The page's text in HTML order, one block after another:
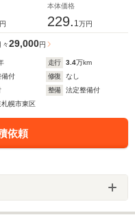
本体価格
229. 1万円
々29,000円
走行 3.4万km
備付 修復
なし
整備
法定整備付
幌市東区
依頼